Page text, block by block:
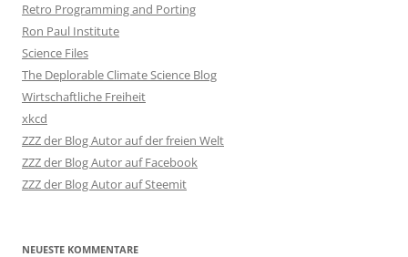
Retro Programming and Porting
Ron Paul Institute
Science Files
The Deplorable Climate Science Blog
Wirtschaftliche Freiheit
xkcd
ZZZ der Blog Autor auf der freien Welt
ZZZ der Blog Autor auf Facebook
ZZZ der Blog Autor auf Steemit
NEUESTE KOMMENTARE